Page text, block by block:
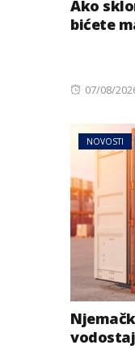
Ako
bićete
Posted
07/08/
NOVOSTI